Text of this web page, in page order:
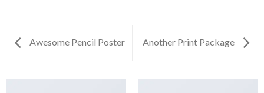
Awesome Pencil Poster Another Print Package